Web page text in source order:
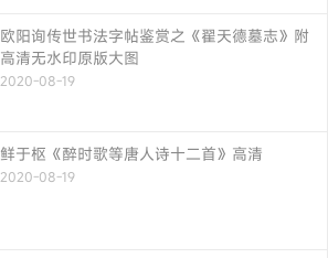
欧阳询传世书法字帖鉴赏之《翟天德墓志》附
高清无水印原版大图
2020-08-19
鲜于枢《醉时歌等唐人诗十二首》高清
2020-08-19